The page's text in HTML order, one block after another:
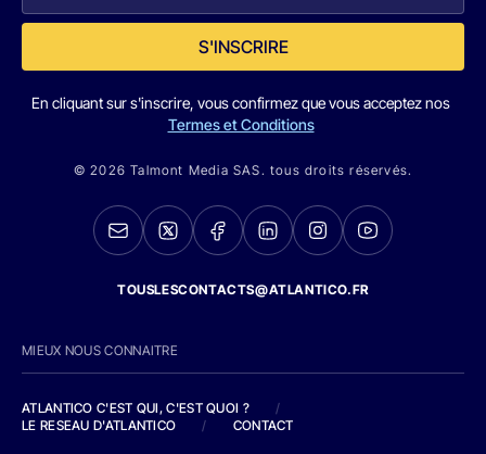
S'INSCRIRE
En cliquant sur s'inscrire, vous confirmez que vous acceptez nos
Termes et Conditions
© 2026 Talmont Media SAS. tous droits réservés.
TOUSLESCONTACTS@ATLANTICO.FR
MIEUX NOUS CONNAITRE
ATLANTICO C'EST QUI, C'EST QUOI ?
/
LE RESEAU D'ATLANTICO
/ CONTACT